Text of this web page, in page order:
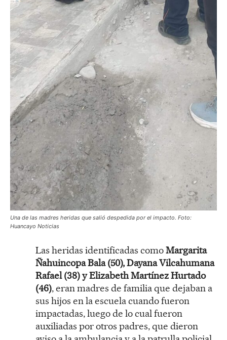
Una de las madres heridas que salió despedida por el impacto. Foto:
Huancayo Noticias
Las heridas identificadas comoMargarita
Ñahuincopa Bala (50), Dayana Vilcahumana
Rafael (38) y Elizabeth Martínez Hurtado
(46), eran madres de familia que dejaban a
sus hijos en la escuela cuando fueron
impactadas, luego de lo cual fueron
auxiliadas por otros padres, que dieron